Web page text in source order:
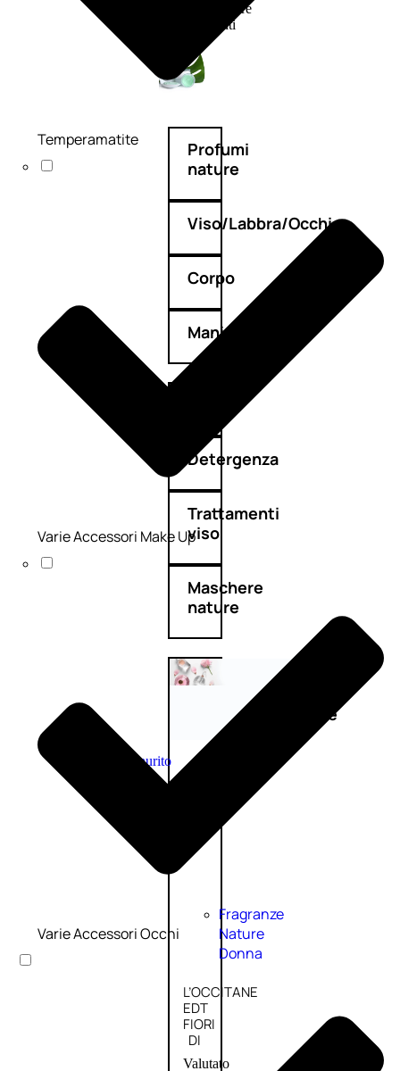
Bagno Nature
Deodoranti
Profumi
nature
Viso/Labbra/Occhi
Corpo
Mani
Detergenza
Trattamenti
viso
Maschere
nature
nature
Esaurito
Fragranze
Nature
Donna
L’OCCITANE
EDT
FIORI
DI
Valutato
Temperamatite
Varie Accessori Make Up
Varie Accessori Occhi